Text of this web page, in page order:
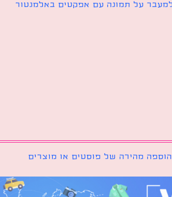
תמונה עם אפקטים באלמנטור
של פוסטים או מוצרים